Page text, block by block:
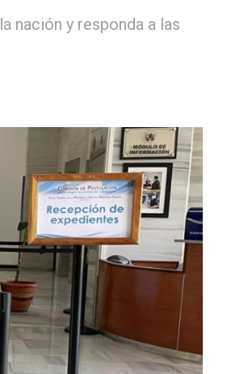
nación y responda a las